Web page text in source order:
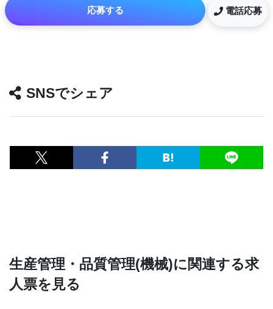
応募する 電話応募
SNSでシェア
生産管理・品質管理(機械)に関連する求
人票を見る